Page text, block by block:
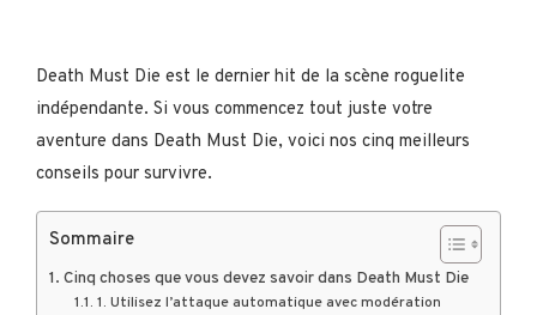
Death Must Die est le dernier hit de la scène roguelite
indépendante. Si vous commencez tout juste votre
aventure dans Death Must Die, voici nos cinq meilleurs
conseils pour survivre.
Sommaire
Cinq choses que vous devez savoir dans Death Must Die
1. Utilisez l’attaque automatique avec modération